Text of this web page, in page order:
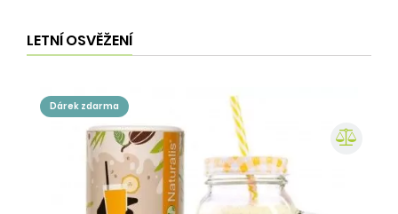
LETNÍ OSVĚŽENÍ
dárek zdarma